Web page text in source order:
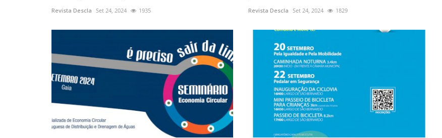
Revista Descla Set 24, 2024 1935 Revista Descla Set 24, 2024 1829
Desporto